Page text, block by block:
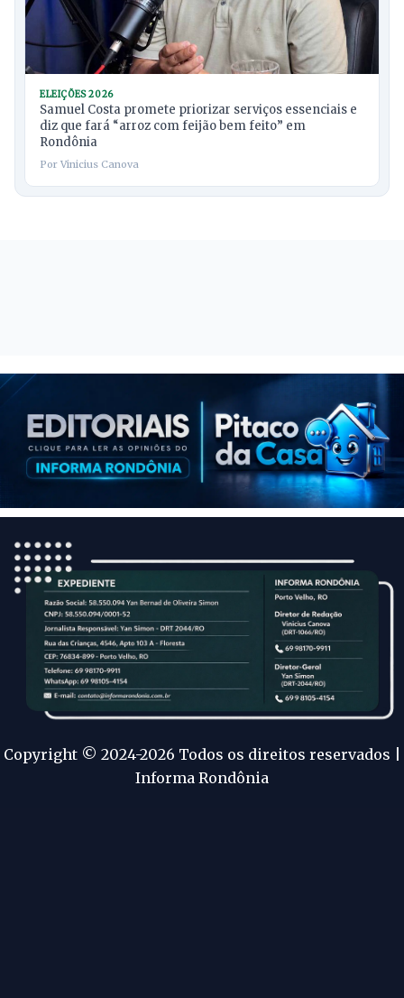
ELEIÇÕES 2026
Samuel Costa promete priorizar serviços essenciais e
diz que fará “arroz com feijão bem feito” em
Rondônia
Por Vinicius Canova
Copyright © 2024-2026 Todos os direitos reservados |
Informa Rondônia